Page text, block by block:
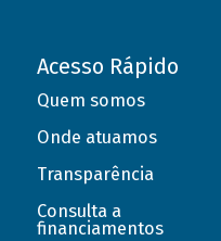
Acesso Rápido
Quem somos
Onde atuamos
Transparência
Consulta a
financiamentos